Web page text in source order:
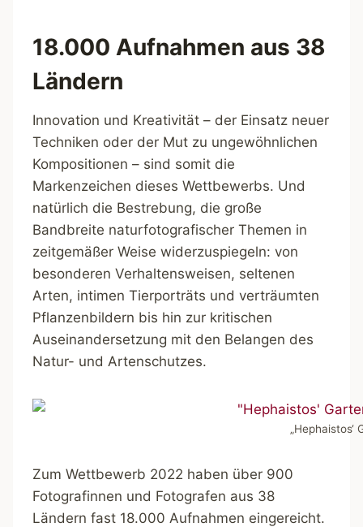
18.000 Aufnahmen aus 38
Ländern
Innovation und Kreativität – der Einsatz neuer
Techniken oder der Mut zu ungewöhnlichen
Kompositionen – sind somit die
Markenzeichen dieses Wettbewerbs. Und
natürlich die Bestrebung, die große
Bandbreite naturfotografischer Themen in
zeitgemäßer Weise widerzuspiegeln: von
besonderen Verhaltensweisen, seltenen
Arten, intimen Tierporträts und verträumten
Pflanzenbildern bis hin zur kritischen
Auseinandersetzung mit den Belangen des
Natur- und Artenschutzes.
„Hephaistos‘
Zum Wettbewerb 2022 haben über 900
Fotografinnen und Fotografen aus 38
Ländern fast 18.000 Aufnahmen eingereicht.